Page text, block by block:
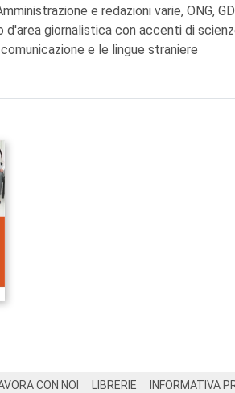
e redazioni varie, ONG,
giornalistica con accenti di
e le lingue straniere
CON NOI LIBRERIE INFORMATIVA